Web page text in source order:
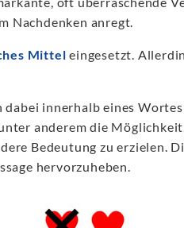
Nachdenken anregt.
Mittel eingesetzt.
innerhalb eines
anderem die
Bedeutung zu erzielen.
hervorzuheben.